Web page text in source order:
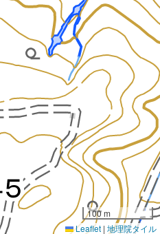
100 m
Leaflet | 地理院タイル